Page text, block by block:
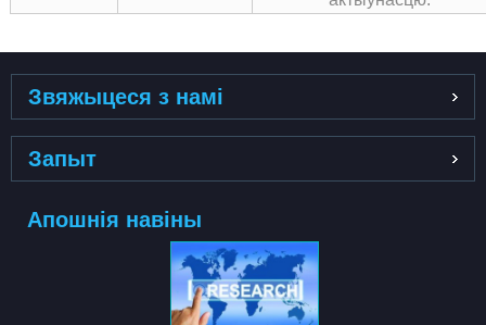
Звяжыцеся з намі
Запыт
Апошнія навіны